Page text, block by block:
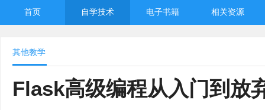
首页 自学技术 电子书籍 相关资源
其他教学
Flask高级编程从入门到放